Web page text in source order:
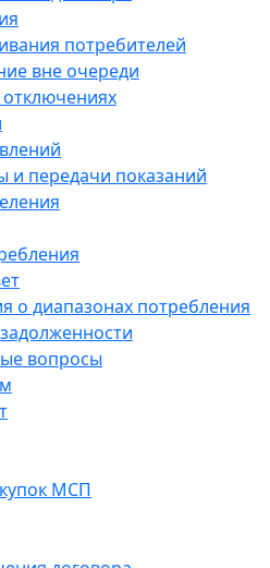
потребителей
вне очереди
и передачи показаний
о диапазонах потребления
вопросы
МСП